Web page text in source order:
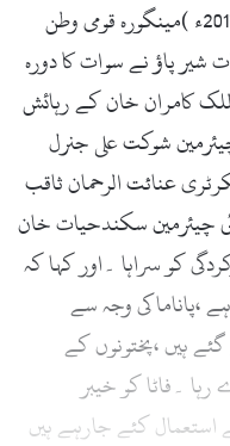
سوات (زما سوات ڈاٹ کام ۔09ستمبر2017ء )مینگورہ قومی وطن
شیر پاؤ نے سوات کا دورہ
کامران خان کے رہائش
شوکت علی جنرل
عنائت الرحمان ثاقب
چیئرمین سکندحیات خان
کو سراہا ۔اور کہا کہ
کی وجہ سے
ہیں ،پختونوں کے
۔فاٹا کو خیبر
استعمال کئے جارہے ہیں